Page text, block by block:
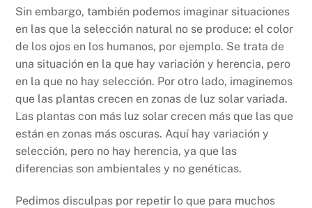
Sin embargo, también podemos imaginar situaciones
en las que la selección natural no se produce: el color
de los ojos en los humanos, por ejemplo. Se trata de
una situación en la que hay variación y herencia, pero
en la que no hay selección. Por otro lado, imaginemos
que las plantas crecen en zonas de luz solar variada.
Las plantas con más luz solar crecen más que las que
están en zonas más oscuras. Aquí hay variación y
selección, pero no hay herencia, ya que las
diferencias son ambientales y no genéticas.
Pedimos disculpas por repetir lo que para muchos